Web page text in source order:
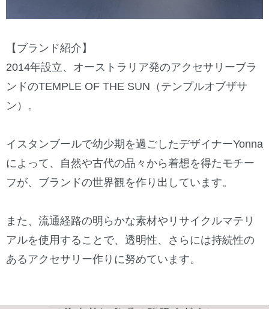
【ブランド紹介】
2014年設立、オーストラリア発のアクセサリーブラ
ンドのTEMPLE OF THE SUN（テンプルオブザサ
ン）。
イスタンブールで幼少期を過ごしたデザイナーYonna
によって、自然や古代の品々から着想を得たモチー
フが、ブランドの世界観を作り出しています。
また、流通経路の明らかな素材やリサイクルマテリ
アルを使用することで、透明性、さらには持続性の
あるアクセサリー作りに努めています。